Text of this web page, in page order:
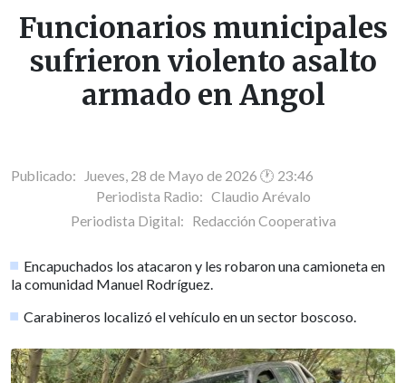
Funcionarios municipales
sufrieron violento asalto
armado en Angol
Publicado: Jueves, 28 de Mayo de 2026 🕐 23:46
Periodista Radio: Claudio Arévalo
Periodista Digital: Redacción Cooperativa
Encapuchados los atacaron y les robaron una camioneta en
la comunidad Manuel Rodríguez.
Carabineros localizó el vehículo en un sector boscoso.